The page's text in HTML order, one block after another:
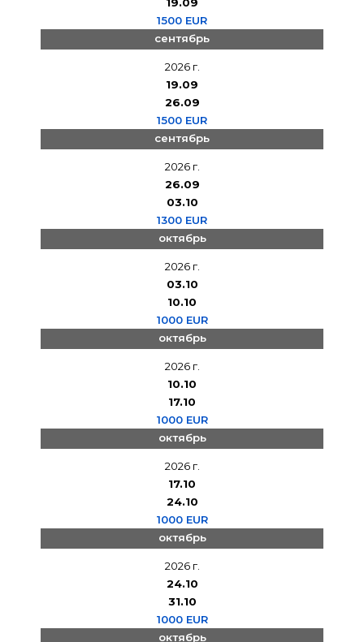
1500 EUR
сентябрь
2026 г.
19.09
26.09
1500 EUR
сентябрь
2026 г.
26.09
03.10
1300 EUR
октябрь
2026 г.
03.10
10.10
1000 EUR
октябрь
2026 г.
10.10
17.10
1000 EUR
октябрь
2026 г.
17.10
24.10
1000 EUR
октябрь
2026 г.
24.10
31.10
1000 EUR
октябрь